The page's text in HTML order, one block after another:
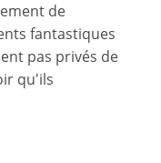
de
fantastiques
pas privés de
qu'ils